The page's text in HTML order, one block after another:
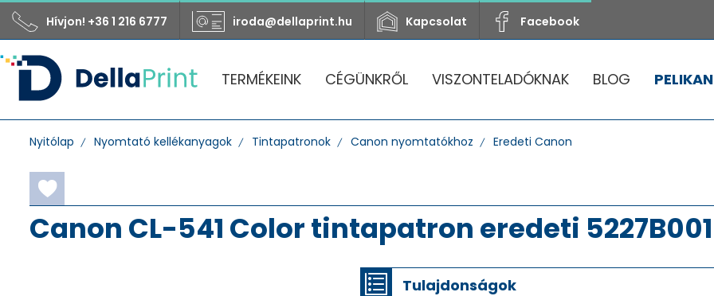
Hívjon! +36 1 216 6777 iroda@dellaprint.hu Kapcsolat Facebook
TERMÉKEINK CÉGÜNKRŐL VISZONTELADÓKNAK BLOG PELIKAN
Nyitólap Nyomtató kellékanyagok Tintapatronok Canon nyomtatókhoz Eredeti Canon
Canon CL-541 Color tintapatron eredeti 5227B001
Tulajdonságok